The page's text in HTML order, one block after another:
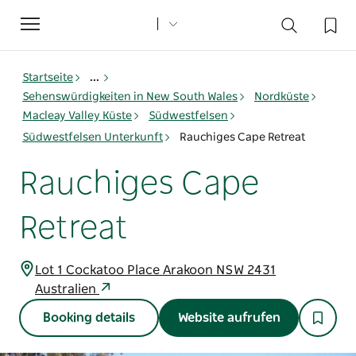
Toggle
navigation
Startseite
...
Sehenswürdigkeiten in New South Wales
Nordküste
Macleay Valley Küste
Südwestfelsen
Südwestfelsen Unterkunft
Rauchiges Cape Retreat
Rauchiges Cape
Retreat
Lot 1 Cockatoo Place Arakoon NSW 2431
Australien
Booking details Website aufrufen